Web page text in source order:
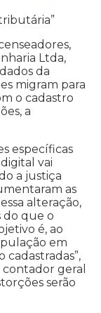
Ltda,
da
migram para
o cadastro
a
específicas
vai
a justiça
as
alteração,
do que o
é, ao
em
cadastradas”,
geral
serão